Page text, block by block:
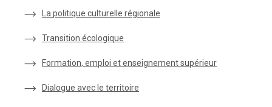
La politique culturelle régionale
Transition écologique
Formation, emploi et enseignement supérieur
Dialogue avec le territoire